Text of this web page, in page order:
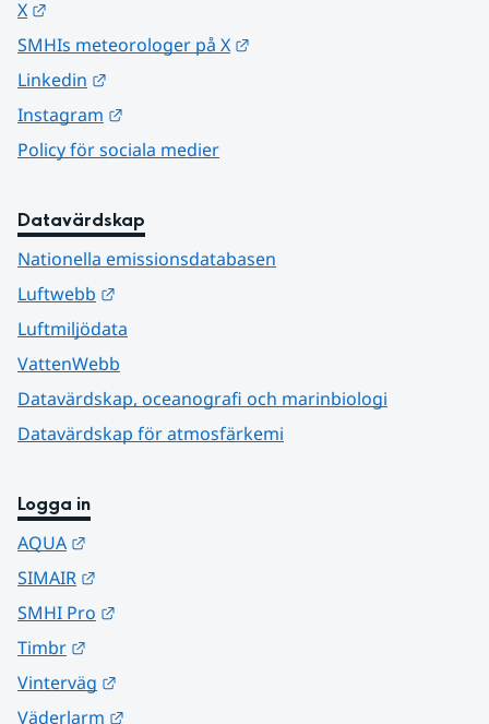
X
SMHIs meteorologer på X
Linkedin
Instagram
Policy för sociala medier
Datavärdskap
Nationella emissionsdatabasen
Luftwebb
Luftmiljödata
VattenWebb
Datavärdskap, oceanografi och marinbiologi
Datavärdskap för atmosfärkemi
Logga in
AQUA
SIMAIR
SMHI Pro
Timbr
Vinterväg
Väderlarm